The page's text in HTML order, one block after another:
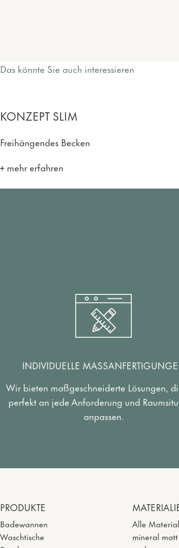
Das könnte Sie auch interessieren
KONZEPT SLIM
Freihängendes Becken
mehr erfahren
INDIVIDUELLE
Wir bieten maßgeschneiderte Lösungen,
perfekt an jede Anforderung und
anpassen.
PRODUKTE
Badewannen
Waschtische
Alle
mineral matt